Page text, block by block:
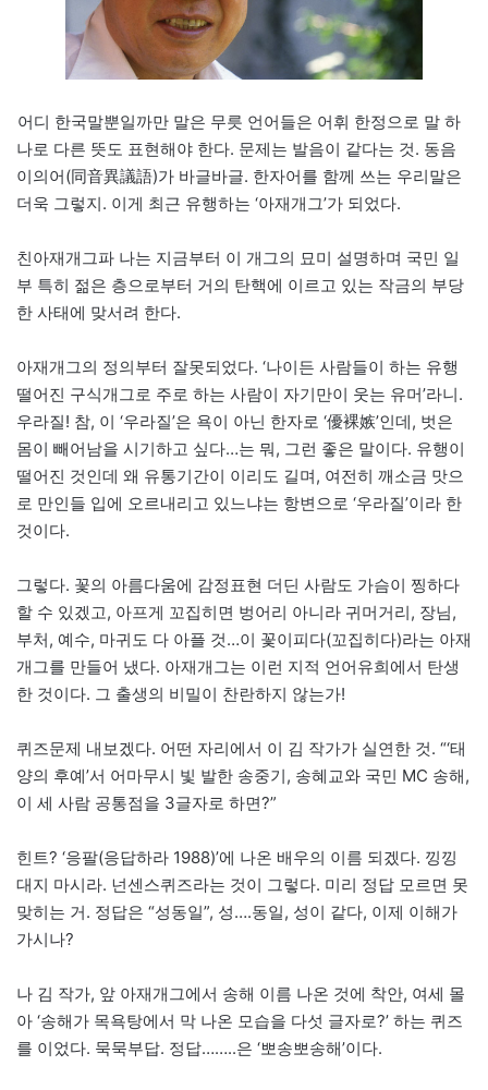
어디 한국말뿐일까만 말은 무릇 언어들은 어휘 한정으로 말 하
나로 다른 뜻도 표현해야 한다. 문제는 발음이 같다는 것. 동음
이의어(同音異議語)가 바글바글. 한자어를 함께 쓰는 우리말은
더욱 그렇지. 이게 최근 유행하는 ‘아재개그’가 되었다.
친아재개그파 나는 지금부터 이 개그의 묘미 설명하며 국민 일
부 특히 젊은 층으로부터 거의 탄핵에 이르고 있는 작금의 부당
한 사태에 맞서려 한다.
아재개그의 정의부터 잘못되었다. ‘나이든 사람들이 하는 유행
떨어진 구식개그로 주로 하는 사람이 자기만이 웃는 유머’라니.
우라질! 참, 이 ‘우라질’은 욕이 아닌 한자로 ‘優裸嫉’인데, 벗은
몸이 빼어남을 시기하고 싶다…는 뭐, 그런 좋은 말이다. 유행이
떨어진 것인데 왜 유통기간이 이리도 길며, 여전히 깨소금 맛으
로 만인들 입에 오르내리고 있느냐는 항변으로 ‘우라질’이라 한
것이다.
그렇다. 꽃의 아름다움에 감정표현 더딘 사람도 가슴이 찡하다
할 수 있겠고, 아프게 꼬집히면 벙어리 아니라 귀머거리, 장님,
부처, 예수, 마귀도 다 아플 것…이 꽃이피다(꼬집히다)라는 아재
개그를 만들어 냈다. 아재개그는 이런 지적 언어유희에서 탄생
한 것이다. 그 출생의 비밀이 찬란하지 않는가!
퀴즈문제 내보겠다. 어떤 자리에서 이 김 작가가 실연한 것. “‘태
양의 후예’서 어마무시 빛 발한 송중기, 송혜교와 국민 MC 송해,
이 세 사람 공통점을 3글자로 하면?”
힌트? ‘응팔(응답하라 1988)’에 나온 배우의 이름 되겠다. 낑낑
대지 마시라. 넌센스퀴즈라는 것이 그렇다. 미리 정답 모르면 못
맞히는 거. 정답은 “성동일”, 성….동일, 성이 같다, 이제 이해가
가시나?
나 김 작가, 앞 아재개그에서 송해 이름 나온 것에 착안, 여세 몰
아 ‘송해가 목욕탕에서 막 나온 모습을 다섯 글자로?’ 하는 퀴즈
를 이었다. 묵묵부답. 정답……..은 ‘뽀송뽀송해’이다.